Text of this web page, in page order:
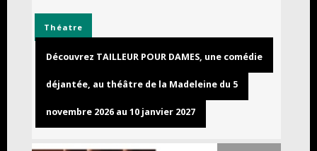
Théatre
Découvrez TAILLEUR POUR DAMES, une comédie
déjantée, au théâtre de la Madeleine du 5
novembre 2026 au 10 janvier 2027